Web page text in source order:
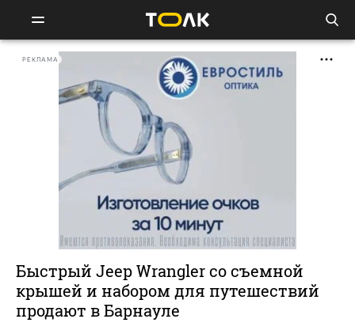
РЕКЛАМА
Быстрый Jeep Wrangler со съемной
крышей и набором для путешествий
продают в Барнауле